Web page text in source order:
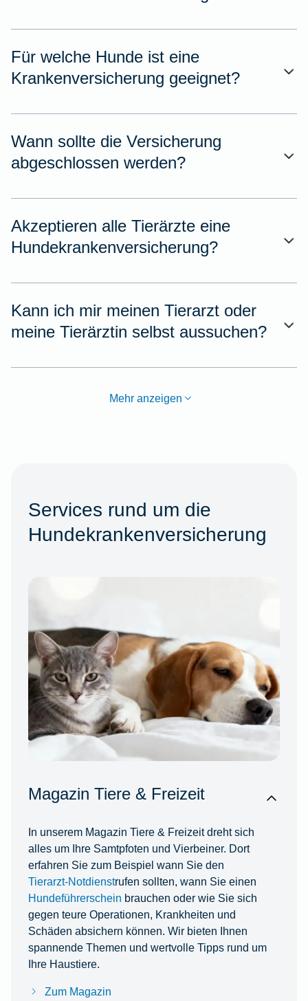
Für welche Hunde ist eine
Krankenversicherung geeignet?
Wann sollte die Versicherung
abgeschlossen werden?
Akzeptieren alle Tierärzte eine
Hundekrankenversicherung?
Kann ich mir meinen Tierarzt oder
meine Tierärztin selbst aussuchen?
Mehr anzeigen
Services rund um die
Hundekrankenversicherung
Magazin Tiere & Freizeit
In unserem Magazin Tiere & Freizeit dreht sich
alles um Ihre Samtpfoten und Vierbeiner. Dort
erfahren Sie zum Beispiel wann Sie den
Tierarzt-Notdienstrufen sollten, wann Sie einen
Hundeführerschein brauchen oder wie Sie sich
gegen teure Operationen, Krankheiten und
Schäden absichern können. Wir bieten Ihnen
spannende Themen und wertvolle Tipps rund um
Ihre Haustiere.
Zum Magazin